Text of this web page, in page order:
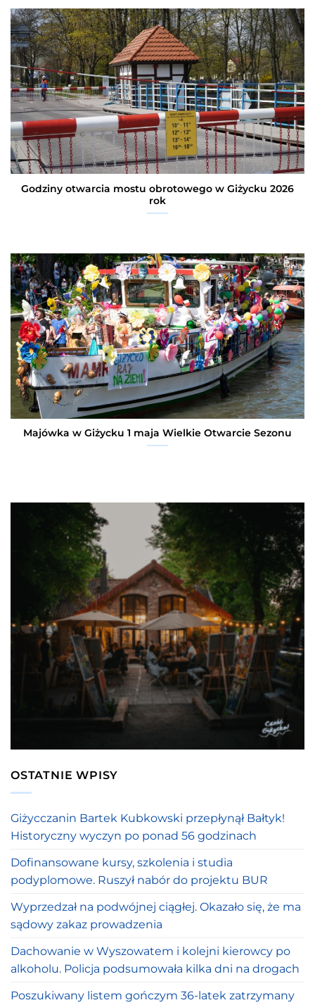
Godziny otwarcia mostu obrotowego w Giżycku 2026
rok
Majówka w Giżycku 1 maja Wielkie Otwarcie Sezonu
OSTATNIE WPISY
Giżycczanin Bartek Kubkowski przepłynął Bałtyk!
Historyczny wyczyn po ponad 56 godzinach
Dofinansowane kursy, szkolenia i studia
podyplomowe. Ruszył nabór do projektu BUR
Wyprzedzał na podwójnej ciągłej. Okazało się, że ma
sądowy zakaz prowadzenia
Dachowanie w Wyszowatem i kolejni kierowcy po
alkoholu. Policja podsumowała kilka dni na drogach
Poszukiwany listem gończym 36-latek zatrzymany